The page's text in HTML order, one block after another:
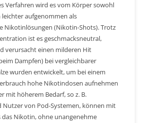
Verfahren wird es vom Körper sowohl
leichter aufgenommen als
Nikotinlösungen (Nikotin-Shots). Trotz
ist es geschmacksneutral,
verursacht einen milderen Hit
Dampfen) bei vergleichbarer
wurden entwickelt, um bei einem
hohe Nikotindosen aufnehmen
mit höherem Bedarf, so z. B.
Nutzer von Pod-Systemen, können mit
Nikotin, ohne unangenehme